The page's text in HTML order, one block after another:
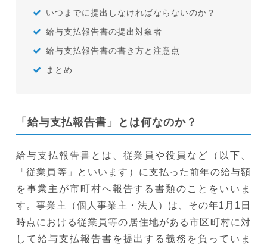
いつまでに提出しなければならないのか？
給与支払報告書の提出対象者
給与支払報告書の書き方と注意点
まとめ
「給与支払報告書」とは何なのか？
給与支払報告書とは、従業員や役員など（以下、
「従業員等」といいます）に支払った前年の給与額
を事業主が市町村へ報告する書類のことをいいま
す。事業主（個人事業主・法人）は、その年1月1日
時点における従業員等の居住地がある市区町村に対
して給与支払報告書を提出する義務を負っていま